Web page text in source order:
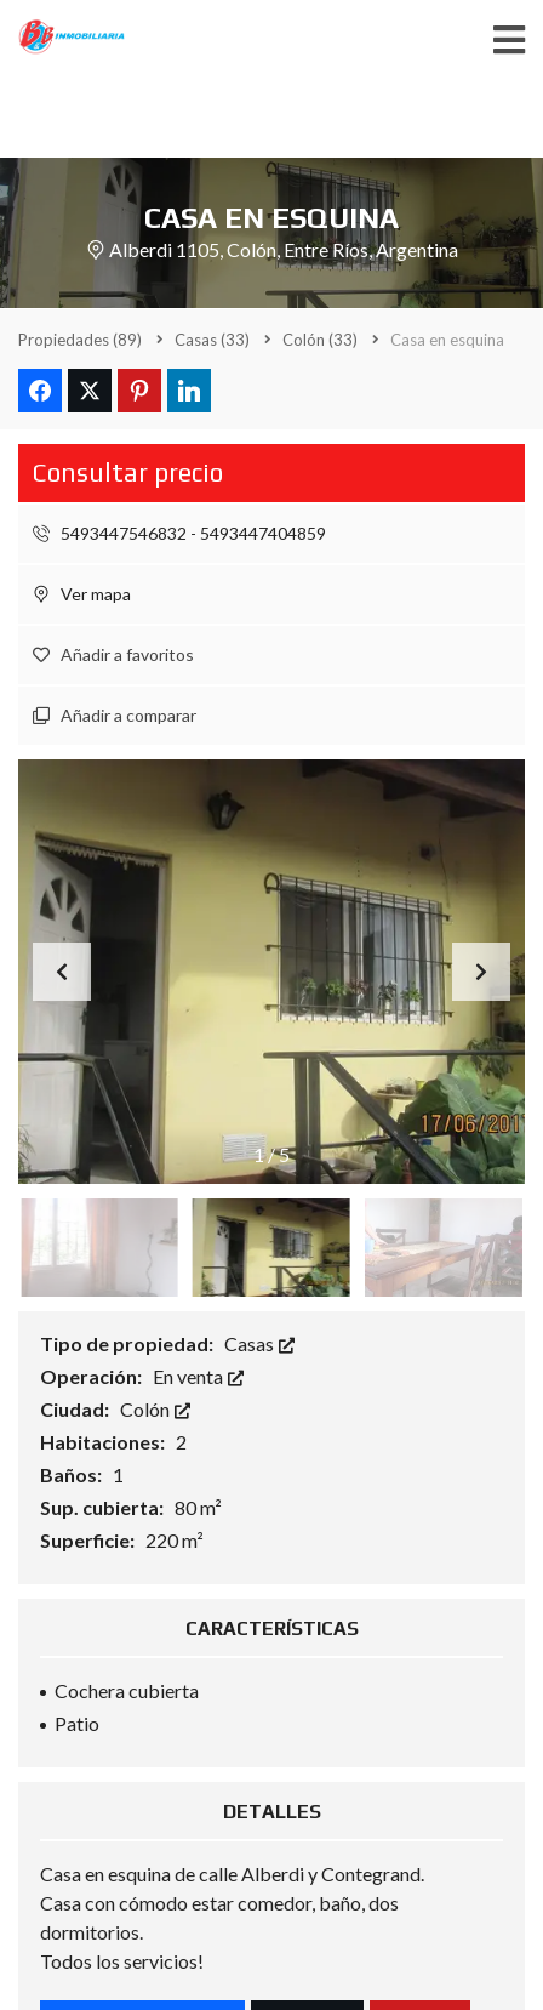
CASA EN ESQUINA
Alberdi 1105, Colón, Entre Ríos, Argentina
Propiedades(89) Casas(33) Colón (33) Casa en esquina
Consultar precio
5493447546832 - 5493447404859
Ver mapa
Añadir a favoritos
Añadir a comparar
1/5
Tipo de propiedad: Casas
Operación: En venta
Ciudad: Colón
Habitaciones: 2
Baños: 1
Sup. cubierta: 80 m²
Superficie: 220 m²
CARACTERÍSTICAS
Cochera cubierta
Patio
DETALLES
Casa en esquina de calle Alberdi y Contegrand.
Casa con cómodo estar comedor, baño, dos
dormitorios.
Todos los servicios!